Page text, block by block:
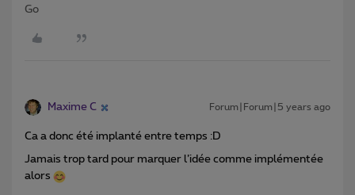
Go
Maxime C Forum|Forum|5 years ago
Ca a donc été implanté entre temps :D
Jamais trop tard pour marquer l’idée comme implémentée
alors